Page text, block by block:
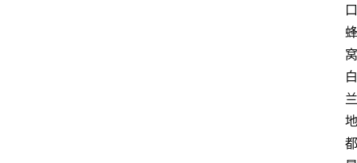
口
蜂
窝
白
兰
地
都